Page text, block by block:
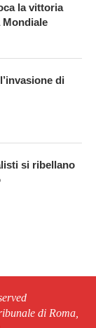
la vittoria
Mondiale
di
si ribellano
di Roma,